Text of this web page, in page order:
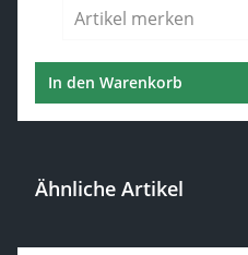
Artikel merken
In den Warenkorb
Ähnliche Artikel